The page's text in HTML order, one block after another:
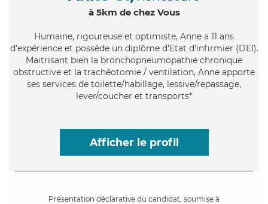
à 5km de chez Vous
Humaine, rigoureuse et optimiste, Anne a 11 ans
d'expérience et possède un diplôme d'Etat d'infirmier (DEI).
Maitrisant bien la bronchopneumopathie chronique
obstructive et la trachéotomie / ventilation, Anne apporte
ses services de toilette/habillage, lessive/repassage,
lever/coucher et transports*
Afficher le profil
Présentation déclarative du candidat, soumise à